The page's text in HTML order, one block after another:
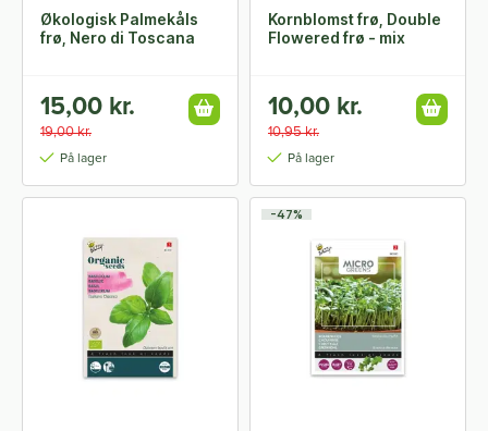
Økologisk Palmekåls
frø, Nero di Toscana
15,00 kr.
19,00 kr.
På lager
Kornblomst frø, Double
Flowered frø - mix
10,00 kr.
10,95 kr.
På lager
-47%